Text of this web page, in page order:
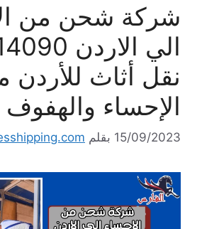
شركة شحن من
الي
نقل أثاث للأردن
الإحساء والهفوف
15/09/2023 بقلم